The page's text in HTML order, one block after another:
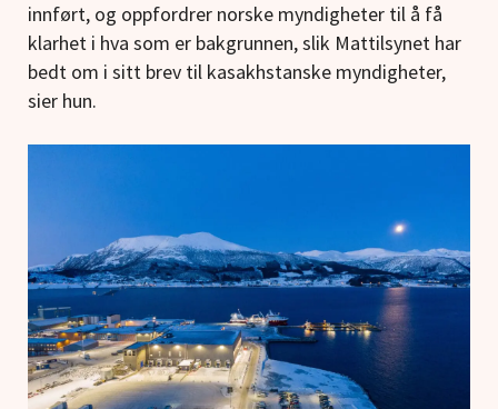
innført, og oppfordrer norske myndigheter til å få
klarhet i hva som er bakgrunnen, slik Mattilsynet har
bedt om i sitt brev til kasakhstanske myndigheter,
sier hun.